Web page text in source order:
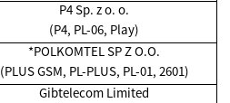
P4 Sp. z o. o.
(P4, PL-06, Play)
*POLKOMTEL SP Z O.O.
(PLUS GSM, PL-PLUS, PL-01, 2601)
Gibtelecom Limited